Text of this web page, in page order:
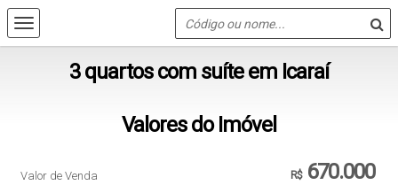
3 quartos com suíte em Icaraí
Valores do Imóvel
R$670.000
Valor de Venda